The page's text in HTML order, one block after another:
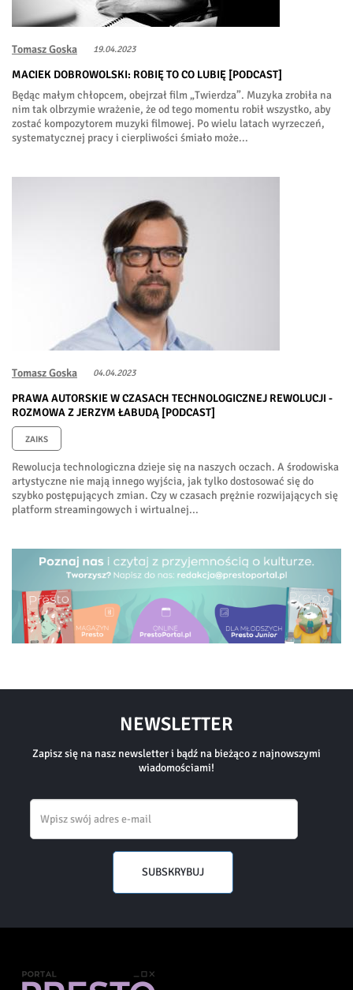
Tomasz Goska 19.04.2023
MACIEK DOBROWOLSKI: ROBIĘ TO CO LUBIĘ [PODCAST]
Będąc małym chłopcem, obejrzał film „Twierdza”. Muzyka zrobiła na
nim tak olbrzymie wrażenie, że od tego momentu robił wszystko, aby
zostać kompozytorem muzyki filmowej. Po wielu latach wyrzeczeń,
systematycznej pracy i cierpliwości śmiało może...
Tomasz Goska 04.04.2023
PRAWA AUTORSKIE W CZASACH TECHNOLOGICZNEJ REWOLUCJI -
ROZMOWA Z JERZYM ŁABUDĄ [PODCAST]
ZAIKS
Rewolucja technologiczna dzieje się na naszych oczach. A środowiska
artystyczne nie mają innego wyjścia, jak tylko dostosować się do
szybko postępujących zmian. Czy w czasach prężnie rozwijających się
platform streamingowych i wirtualnej...
NEWSLETTER
Zapisz się na nasz newsletter i bądź na bieżąco z najnowszymi
wiadomościami!
SUBSKRYBUJ